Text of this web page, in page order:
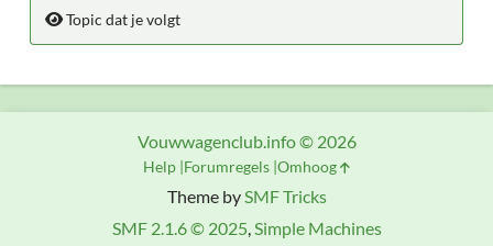
Topic dat je volgt
Theme bySMF Tricks
SMF 2.1.6 © 2025,Simple Machines
Vouwwagenclub.info © 2026
Help Forumregels Omhoog